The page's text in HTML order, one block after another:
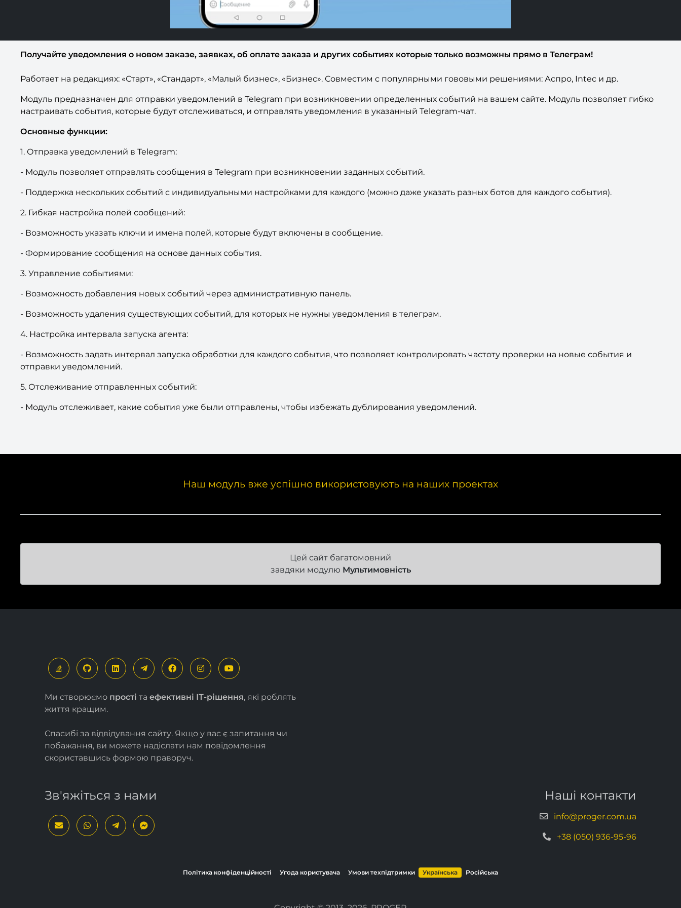
Получайте уведомления о новом заказе, заявках, об оплате заказа и других событиях которые только возможны прямо в Телеграм!
Работает на редакциях: «Старт», «Стандарт», «Малый бизнес», «Бизнес». Совместим с популярными гововыми решениями: Аспро, Intec и др.
Модуль предназначен для отправки уведомлений в Telegram при возникновении определенных событий на вашем сайте. Модуль позволяет гибко
настраивать события, которые будут отслеживаться, и отправлять уведомления в указанный Telegram-чат.
Основные функции:
1. Отправка уведомлений в Telegram:
- Модуль позволяет отправлять сообщения в Telegram при возникновении заданных событий.
- Поддержка нескольких событий с индивидуальными настройками для каждого (можно даже указать разных ботов для каждого события).
2. Гибкая настройка полей сообщений:
- Возможность указать ключи и имена полей, которые будут включены в сообщение.
- Формирование сообщения на основе данных события.
3. Управление событиями:
- Возможность добавления новых событий через административную панель.
- Возможность удаления существующих событий, для которых не нужны уведомления в телеграм.
4. Настройка интервала запуска агента:
- Возможность задать интервал запуска обработки для каждого события, что позволяет контролировать частоту проверки на новые события и
отправки уведомлений.
5. Отслеживание отправленных событий:
- Модуль отслеживает, какие события уже были отправлены, чтобы избежать дублирования уведомлений.
Наш модуль вже успішно використовують на наших проектах
Цей сайт багатомовний
завдяки модулю Мультимовність
Ми створюємо прості та ефективні ІТ-рішення, які роблять
життя кращим.
Спасибі за відвідування сайту. Якщо у вас є запитання чи
побажання, ви можете надіслати нам повідомлення
скориставшись формою праворуч.
Зв'яжіться з нами Наші контакти
info@proger.com.ua
+38 (050) 936-95-96
Політика конфіденційності Угода користувача Умови техпідтримки Українська Російська